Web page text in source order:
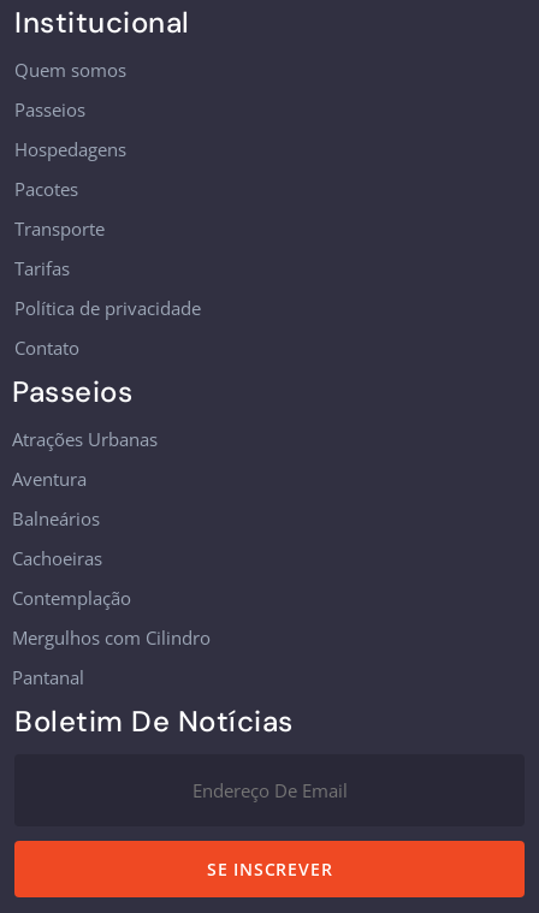
Institucional
Quem somos
Passeios
Hospedagens
Pacotes
Transporte
Tarifas
Política de privacidade
Contato
Passeios
Atrações Urbanas
Aventura
Balneários
Cachoeiras
Contemplação
Mergulhos com Cilindro
Pantanal
Boletim De Notícias